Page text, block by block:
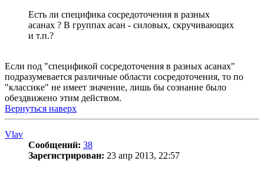
Есть ли специфика сосредоточения в разных
асанах ? В группах асан - силовых, скручивающих
и т.п.?
Если под "спецификой сосредоточения в разных асанах"
подразумевается различные области сосредоточения, то по
"классике" не имеет значение, лишь бы сознание было
обездвижено этим действом.
Вернуться наверх
Vlav
Сообщений: 38
Зарегистрирован: 23 апр 2013, 22:57